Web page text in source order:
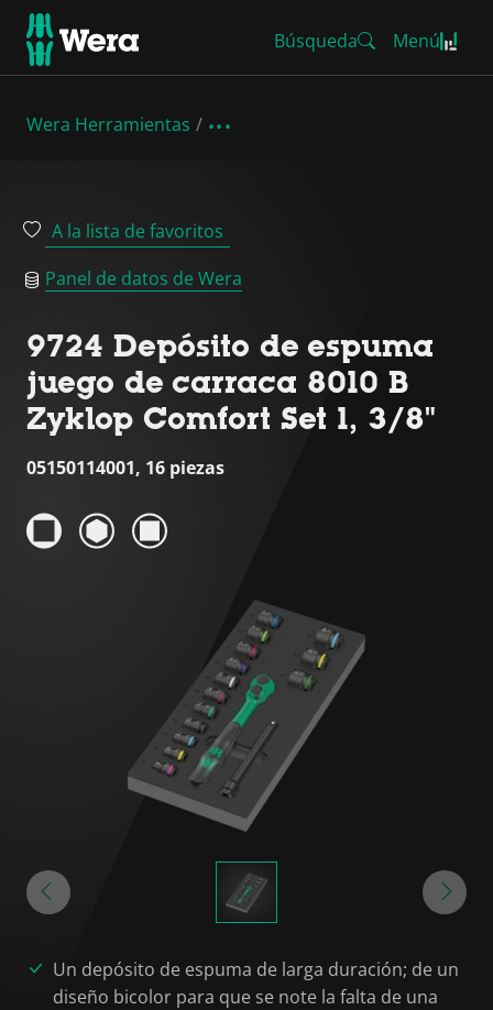
Búsqueda Menú
Wera Herramientas
A la lista de favoritos
Panel de datos de Wera
9724 Depósito de espuma
juego de carraca 8010 B
Zyklop Comfort Set 1, 3/8"
05150114001, 16 piezas
Un depósito de espuma de larga duración; de un
diseño bicolor para que se note la falta de una